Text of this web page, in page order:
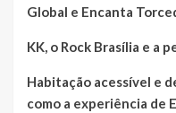
Global e Encanta
KK, o Rock Brasília e a
Habitação acessível e
como a experiência de